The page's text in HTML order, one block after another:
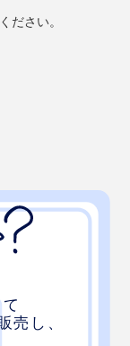
杯酢に。ダシ
物やカニ酢に
ださい。